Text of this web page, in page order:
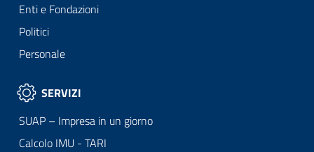
Enti e Fondazioni
Politici
Personale
SERVIZI
SUAP – Impresa in un giorno
Calcolo IMU - TARI